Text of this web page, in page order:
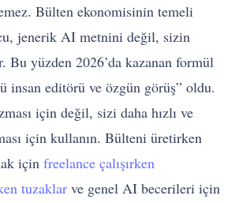
Bülten ekonomisinin temeli
jenerik AI metnini değil, sizin
Bu yüzden 2026’da kazanan formül
insan editörü ve özgün görüş” oldu.
için değil, sizi daha hızlı ve
için kullanın. Bülteni üretirken
içinfreelance çalışırken
tuzaklar ve genel AI becerileri için